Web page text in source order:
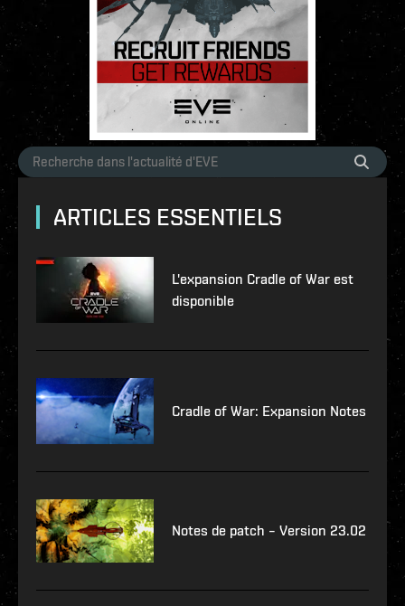
ARTICLES ESSENTIELS
L'expansion Cradle of War est
disponible
Cradle of War: Expansion Notes
Notes de patch – Version 23.02